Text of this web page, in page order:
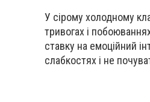
У сірому холодному
тривогах і
ставку на емоційний
слабкостях і не